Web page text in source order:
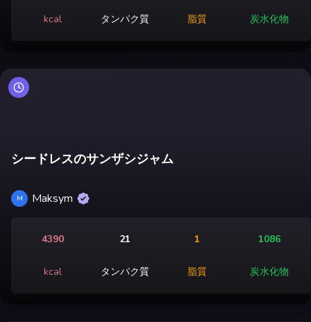
kcal タンパク質 脂質 炭水化物
シードレスのサンザシジャム
M Maksym
4390
kcal
21
タンパク質
1
脂質
1086
炭水化物